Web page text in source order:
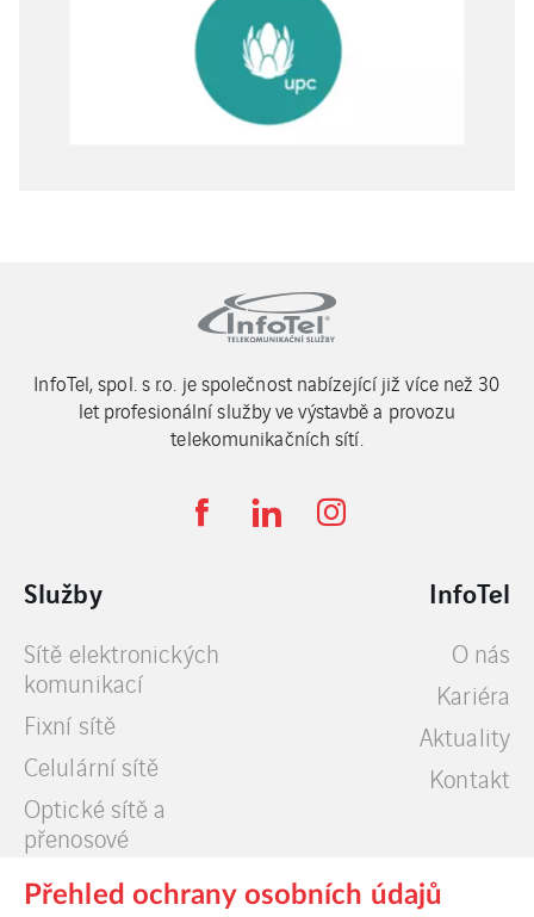
InfoTel, spol. s r.o. je společnost nabízející již více než 30
let profesionální služby ve výstavbě a provozu
telekomunikačních sítí.
Služby
Sítě elektronických
komunikací
Fixní sítě
Celulární sítě
Optické sítě a
přenosové
Datová centra
InfoTel
O nás
Kariéra
Aktuality
Kontakt
Přehled ochrany osobních údajů